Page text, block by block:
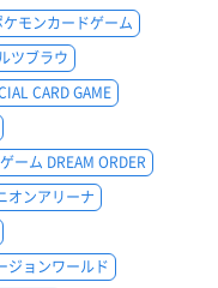
ケモンカードゲーム
ツブラウ
CARD GAME
ーム DREAM ORDER
オンアリーナ
ジョンワールド